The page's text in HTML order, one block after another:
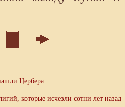
Цербера
которые исчезли сотни лет назад